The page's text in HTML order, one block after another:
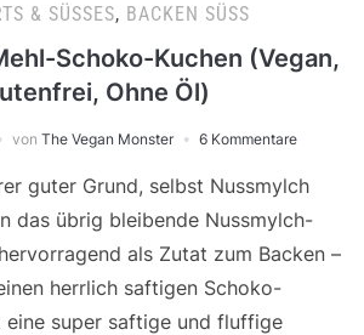
& SÜSSES , BACKEN SÜSS
Schoko-Kuchen (Vegan,
Ohne Öl)
von The Vegan Monster 6 Kommentare
guter Grund, selbst Nussmylch
das übrig bleibende Nussmylch-
als Zutat zum Backen –
herrlich saftigen Schoko-
eine super saftige und fluffige